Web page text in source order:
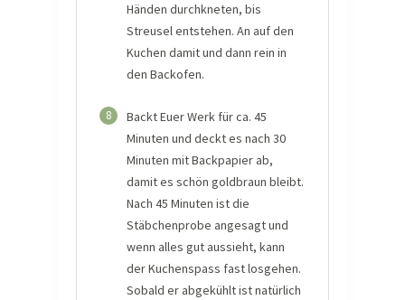
Händen durchkneten, bis
Streusel entstehen. An auf den
Kuchen damit und dann rein in
den Backofen.
8
Backt Euer Werk für ca. 45
Minuten und deckt es nach 30
Minuten mit Backpapier ab,
damit es schön goldbraun bleibt.
Nach 45 Minuten ist die
Stäbchenprobe angesagt und
wenn alles gut aussieht, kann
der Kuchenspass fast losgehen.
Sobald er abgekühlt ist natürlich